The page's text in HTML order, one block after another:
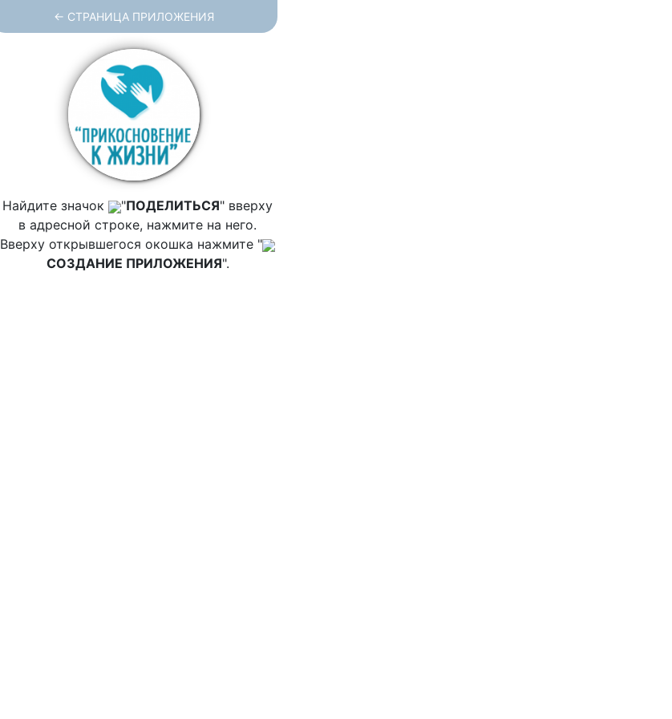
← СТРАНИЦА ПРИЛОЖЕНИЯ
Найдите значок "ПОДЕЛИТЬСЯ" вверху
в адресной строке, нажмите на него.
Вверху открывшегося окошка нажмите "
СОЗДАНИЕ ПРИЛОЖЕНИЯ".